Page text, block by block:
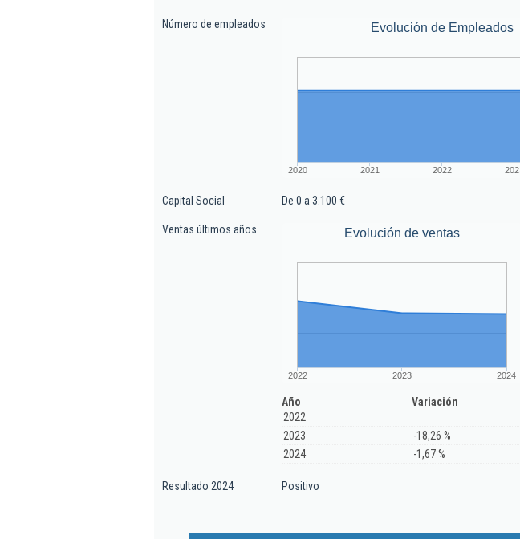
Número de empleados Evolución de Empleados
2020 2021 2022
Capital Social De 0 a 3.100 €
Ventas últimos años Evolución de ventas
2022 2023 2024
Año
Variación
2022
2023
-18,26 %
2024
-1,67 %
Resultado 2024 Positivo